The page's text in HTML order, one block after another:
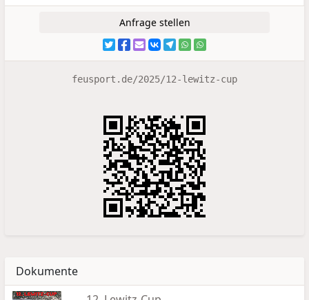
Anfrage stellen
feusport.de/2025/12-lewitz-cup
Dokumente